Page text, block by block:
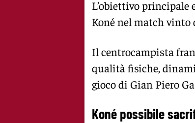
L’obiettivo
Koné nel match
Il centrocampista
qualità fisiche,
gioco di Gian Piero
Koné possibile